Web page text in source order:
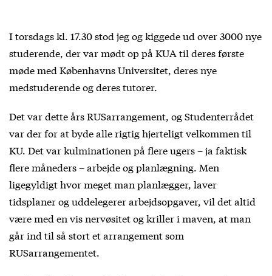
I torsdags kl. 17.30 stod jeg og kiggede ud over 3000 nye
studerende, der var mødt op på KUA til deres første
møde med Københavns Universitet, deres nye
medstuderende og deres tutorer.
Det var dette års RUSarrangement, og Studenterrådet
var der for at byde alle rigtig hjerteligt velkommen til
KU. Det var kulminationen på flere ugers – ja faktisk
flere måneders – arbejde og planlægning. Men
ligegyldigt hvor meget man planlægger, laver
tidsplaner og uddelegerer arbejdsopgaver, vil det altid
være med en vis nervøsitet og kriller i maven, at man
går ind til så stort et arrangement som
RUSarrangementet.